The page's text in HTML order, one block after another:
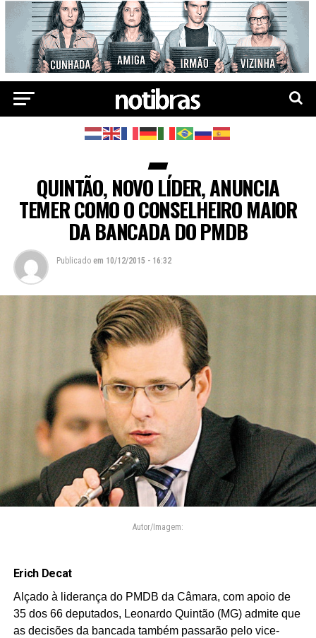
QUINTÃO, NOVO LÍDER, ANUNCIA
TEMER COMO O CONSELHEIRO MAIOR
DA BANCADA DO PMDB
Publicado em 10/12/2015 - 16:32
Autor/Imagem:
Erich Decat
Alçado à liderança do PMDB da Câmara, com apoio de
35 dos 66 deputados, Leonardo Quintão (MG) admite que
as decisões da bancada também passarão pelo vice-